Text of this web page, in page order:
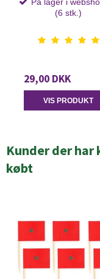
På lager i
(6 stk.)
29,00 DKK
VIS PRODUKT
Kunder der
købt